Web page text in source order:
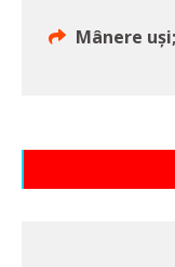
Mânere uși;